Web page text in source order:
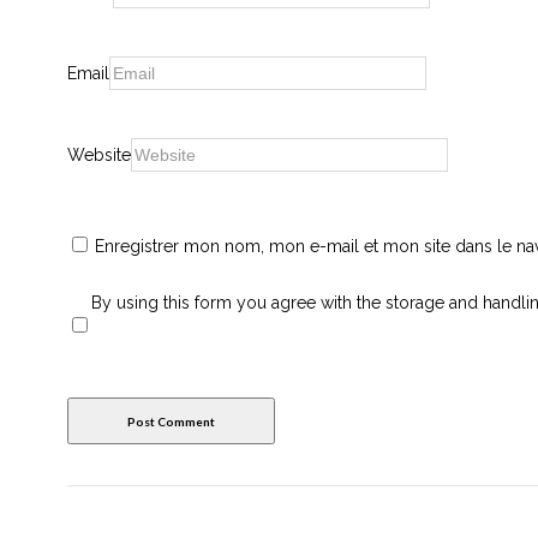
Email
Website
Enregistrer mon nom, mon e-mail et mon site dans le
By using this form you agree with the storage and